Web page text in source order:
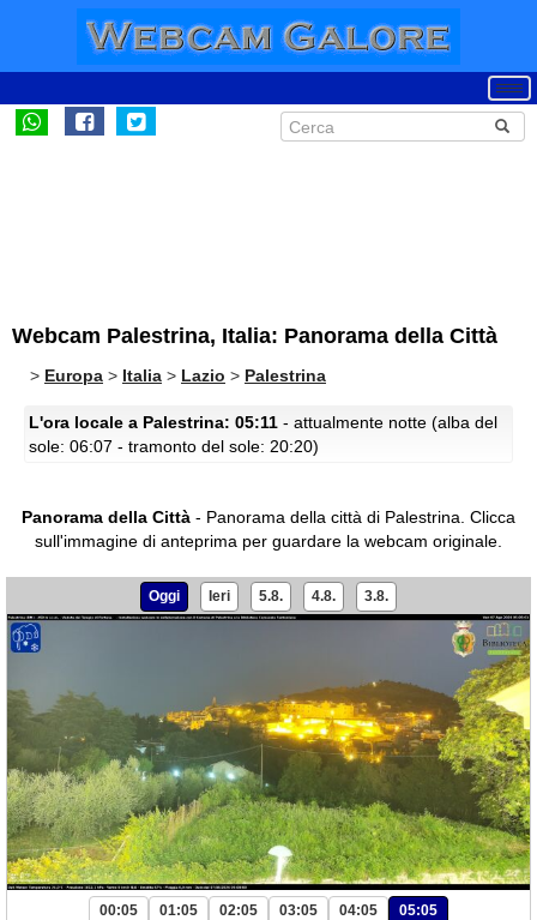
Webcam Palestrina, Italia: Panorama della Città
> Europa > Italia > Lazio > Palestrina
L'ora locale a Palestrina: 05:11 - attualmente notte (alba del
sole: 06:07 - tramonto del sole: 20:20)
Panorama della Città - Panorama della città di Palestrina. Clicca
sull'immagine di anteprima per guardare la webcam originale.
Oggi Ieri 5.8. 4.8. 3.8.
00:05 01:05 02:05 03:05 04:05 05:05